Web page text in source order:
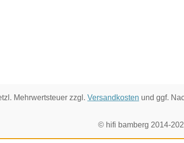
Mehrwertsteuer zzgl. Versandkosten und ggf.
© hifi bamberg 2014-